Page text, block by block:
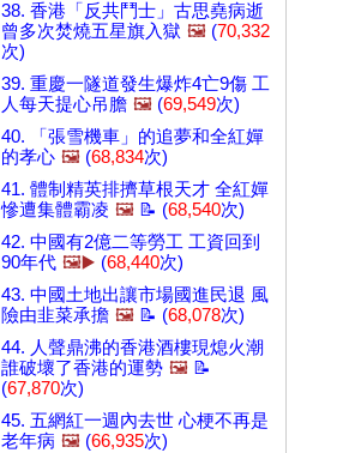
38. 香港「反共鬥士」古思堯病逝
曾多次焚燒五星旗入獄 🖼️ (70,332
次)
39. 重慶一隧道發生爆炸4亡9傷 工
人每天提心吊膽 🖼️ (69,549次)
40. 「張雪機車」的追夢和全紅嬋
的孝心 🖼️ (68,834次)
41. 體制精英排擠草根天才 全紅嬋
慘遭集體霸凌 🖼️ 📝 (68,540次)
42. 中國有2億二等勞工 工資回到
90年代 🖼️▶️ (68,440次)
43. 中國土地出讓市場國進民退 風
險由韭菜承擔 🖼️ 📝 (68,078次)
44. 人聲鼎沸的香港酒樓現熄火潮
誰破壞了香港的運勢 🖼️ 📝
(67,870次)
45. 五網紅一週內去世 心梗不再是
老年病 🖼️ (66,935次)